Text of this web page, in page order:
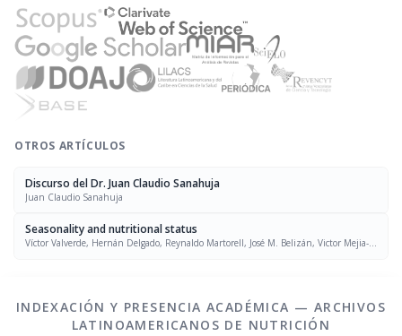
OTROS ARTÍCULOS
Discurso del Dr. Juan Claudio Sanahuja
Juan Claudio Sanahuja
Seasonality and nutritional status
Víctor Valverde, Hernán Delgado, Reynaldo Martorell, José M. Belizán, Victor Mejia-
INDEXACIÓN Y PRESENCIA ACADÉMICA — ARCHIVOS
LATINOAMERICANOS DE NUTRICIÓN